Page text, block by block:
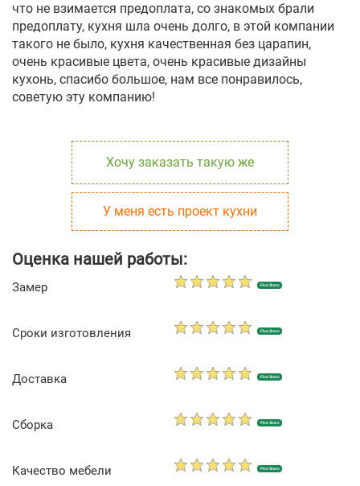
что не взимается предоплата, со знакомых брали
предоплату, кухня шла очень долго, в этой компании
такого не было, кухня качественная без царапин,
очень красивые цвета, очень красивые дизайны
кухонь, спасибо большое, нам все понравилось,
советую эту компанию!
Хочу заказать такую же
У меня есть проект кухни
Оценка нашей работы:
Замер Five Stars
Сроки изготовления Five Stars
Доставка Five Stars
Сборка Five Stars
Качество мебели Five Stars